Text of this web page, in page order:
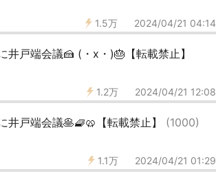
1.5万 2024/04/21 04:14
戸端会議🍰 (・x・)🎂【転載禁止】
1.2万 2024/04/21 12:08
戸端会議🥞🧇🥨【転載禁止】 (1000)
1.1万 2024/04/21 01:29